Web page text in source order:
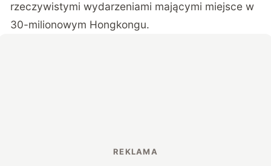
rzeczywistymi wydarzeniami mającymi miejsce w
30-milionowym Hongkongu.